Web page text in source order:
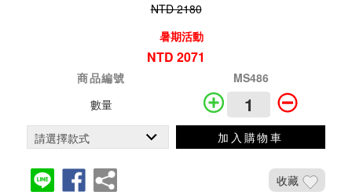
NTD 2180
暑期活動
NTD 2071
商品編號
MS486
數量
加入購物車
收藏